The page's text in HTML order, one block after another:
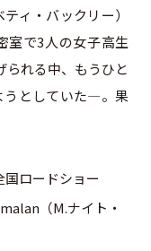
ィ・バックリー）
室で3人の女子高生
られる中、もうひと
うとしていた―。果
国ロードショー
（M.ナイト・